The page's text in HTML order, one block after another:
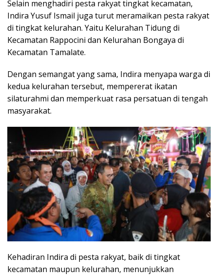
Selain menghadiri pesta rakyat tingkat kecamatan,
Indira Yusuf Ismail juga turut meramaikan pesta rakyat
di tingkat kelurahan. Yaitu Kelurahan Tidung di
Kecamatan Rappocini dan Kelurahan Bongaya di
Kecamatan Tamalate.
Dengan semangat yang sama, Indira menyapa warga di
kedua kelurahan tersebut, mempererat ikatan
silaturahmi dan memperkuat rasa persatuan di tengah
masyarakat.
Kehadiran Indira di pesta rakyat, baik di tingkat
kecamatan maupun kelurahan, menunjukkan